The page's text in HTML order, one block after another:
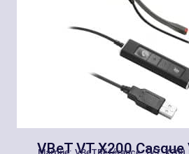
VBeT VT X200 Casque